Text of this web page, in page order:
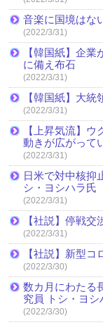
音楽に国境はな
(2022/3/31)
【韓国紙】企
に備え布石
(2022/3/31)
【韓国紙】大
(2022/3/31)
【上昇気流】
動きが広がって
(2022/3/31)
日米で対中核抑
シ・ヨシハラ氏
(2022/3/31)
【社説】停戦
(2022/3/31)
【社説】新型
(2022/3/30)
数カ月にわたる
究員 トシ・ヨシ
(2022/3/30)